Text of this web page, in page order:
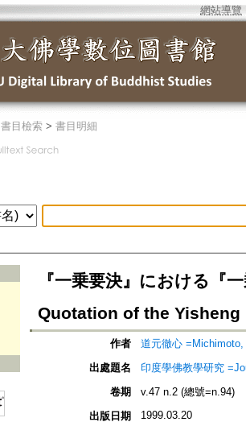
網站導覽
書目檢索 > 書目明細
『一乗要決』における『
Quotation of the
作者
道元徹心 =Michimoto,
出處題名
印度學佛教學研究
卷期
v.47 n.2 (總號=n.94)
出版日期
1999.03.20